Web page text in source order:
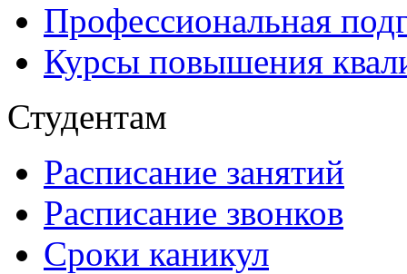
Профессиональная
Курсы повышения
Студентам
Расписание занятий
Расписание звонков
Сроки каникул